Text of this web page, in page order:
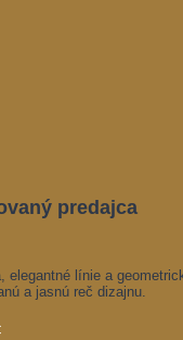
predajca
elegantné línie a
a jasnú reč dizajnu.